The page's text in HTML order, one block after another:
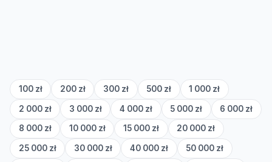
100 zł 200 zł 300 zł 500 zł 1 000 zł
2 000 zł 3 000 zł 4 000 zł 5 000 zł 6 000 zł
8 000 zł 10 000 zł 15 000 zł 20 000 zł
25 000 zł 30 000 zł 40 000 zł 50 000 zł